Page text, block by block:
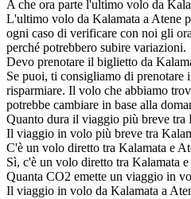
A che ora parte l'ultimo volo da
L'ultimo volo da Kalamata a Atene
ogni caso di verificare con noi gli
perché potrebbero subire variazioni.
Devo prenotare il biglietto da
Se puoi, ti consigliamo di
risparmiare. Il volo che abbiamo
potrebbe cambiare in base alla
Quanto dura il viaggio più breve tra
Il viaggio in volo più breve tra
C'è un volo diretto tra Kalamata e
Sì, c'è un volo diretto tra Kalamata e
Quanta CO2 emette un viaggio in
Il viaggio in volo da Kalamata a